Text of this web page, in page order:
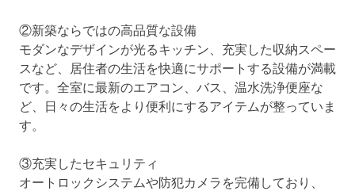
②新築ならではの高品質な設備
モダンなデザインが光るキッチン、充実した収納スペー
スなど、居住者の生活を快適にサポートする設備が満載
です。全室に最新のエアコン、バス、温水洗浄便座な
ど、日々の生活をより便利にするアイテムが整っていま
す。
③充実したセキュリティ
オートロックシステムや防犯カメラを完備しており、